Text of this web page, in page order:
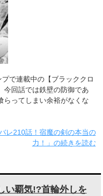
で連載中の【ブラッククロ
今回話では鉄壁の防御であ
らってしまい余裕がなくな
レ210話！宿魔の剣の本当の
力！」の続きを読む
い覇気!?首輪外しを